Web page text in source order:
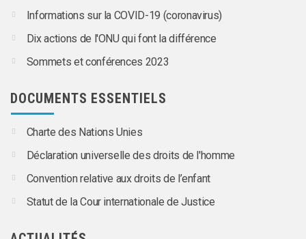
Informations sur la COVID-19 (coronavirus)
Dix actions de l'ONU qui font la différence
Sommets et conférences 2023
DOCUMENTS ESSENTIELS
Charte des Nations Unies
Déclaration universelle des droits de l'homme
Convention relative aux droits de l’enfant
Statut de la Cour internationale de Justice